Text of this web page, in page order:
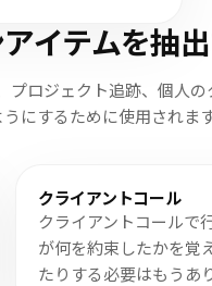
イテムを抽
ロジェクト追跡、個人
にするために使用されます
クライアントコール
クライアントコールで
が何を約束したかを覚
たりする必要はもうあ